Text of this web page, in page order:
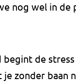
nog wel in de
begint de
zonder baan